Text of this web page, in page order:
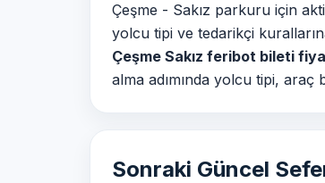
Çeşme - Sakız parkuru için
yolcu tipi ve tedarikçi
Çeşme Sakız feribot bileti
alma adımında yolcu tipi,
Sonraki Güncel